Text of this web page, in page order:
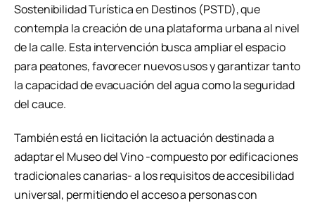
Sostenibilidad Turística en Destinos (PSTD), que
contempla la creación de una plataforma urbana al nivel
de la calle. Esta intervención busca ampliar el espacio
para peatones, favorecer nuevos usos y garantizar tanto
la capacidad de evacuación del agua como la seguridad
del cauce.
También está en licitación la actuación destinada a
adaptar el Museo del Vino -compuesto por edificaciones
tradicionales canarias- a los requisitos de accesibilidad
universal, permitiendo el acceso a personas con